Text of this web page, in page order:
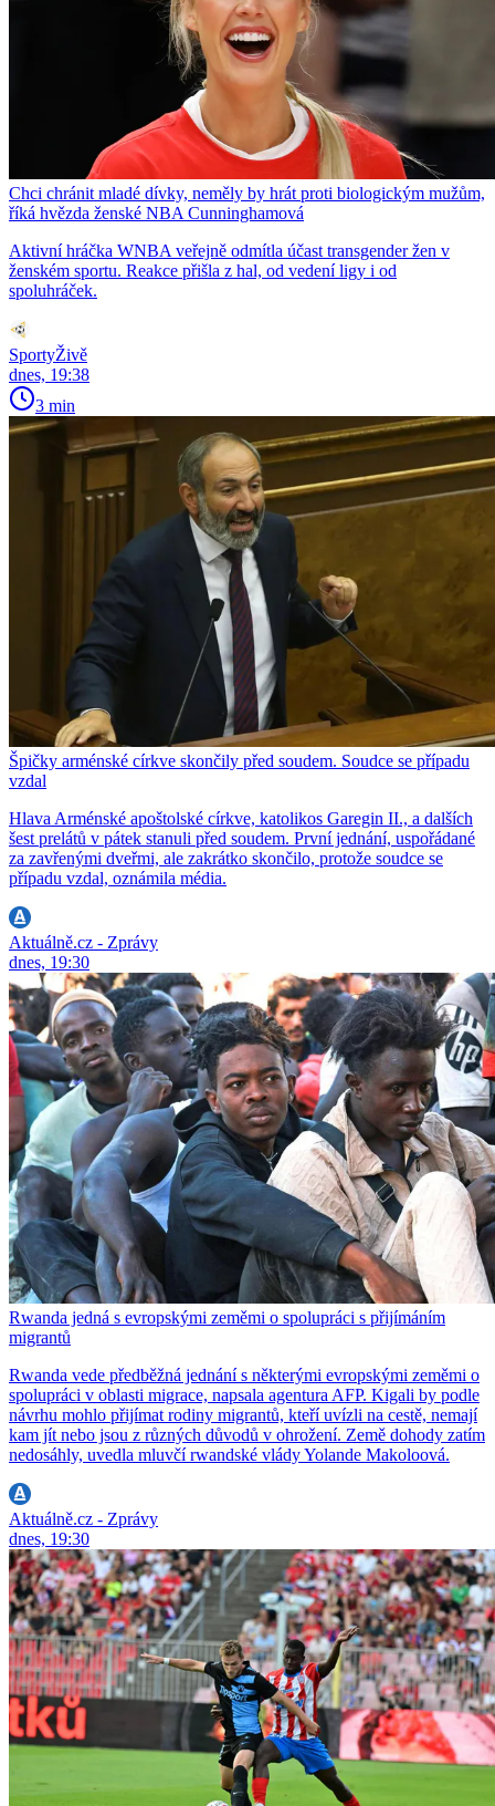
Chci chránit mladé dívky, neměly by hrát proti biologickým mužům,
říká hvězda ženské NBA Cunninghamová
Aktivní hráčka WNBA veřejně odmítla účast transgender žen v
ženském sportu. Reakce přišla z hal, od vedení ligy i od
spoluhráček.
SportyŽivě
dnes, 19:38
3 min
Špičky arménské církve skončily před soudem. Soudce se případu
vzdal
Hlava Arménské apoštolské církve, katolikos Garegin II., a dalších
šest prelátů v pátek stanuli před soudem. První jednání, uspořádané
za zavřenými dveřmi, ale zakrátko skončilo, protože soudce se
případu vzdal, oznámila média.
Aktuálně.cz - Zprávy
dnes, 19:30
Rwanda jedná s evropskými zeměmi o spolupráci s přijímáním
migrantů
Rwanda vede předběžná jednání s některými evropskými zeměmi o
spolupráci v oblasti migrace, napsala agentura AFP. Kigali by podle
návrhu mohlo přijímat rodiny migrantů, kteří uvízli na cestě, nemají
kam jít nebo jsou z různých důvodů v ohrožení. Země dohody zatím
nedosáhly, uvedla mluvčí rwandské vlády Yolande Makoloová.
Aktuálně.cz - Zprávy
dnes, 19:30